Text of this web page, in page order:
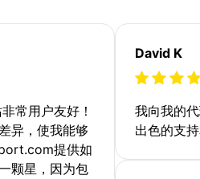
常用户友好！
异，使我能够
提供如
颗星，因为包
David K
我向我的
出色的支